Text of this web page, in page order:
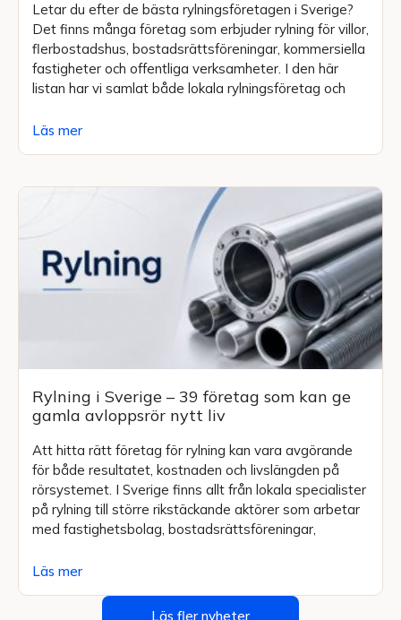
Letar du efter de bästa rylningsföretagen i Sverige?
Det finns många företag som erbjuder rylning för villor,
flerbostadshus, bostadsrättsföreningar, kommersiella
fastigheter och offentliga verksamheter. I den här
listan har vi samlat både lokala rylningsföretag och
Läs mer
Rylning i Sverige – 39 företag som kan ge
gamla avloppsrör nytt liv
Att hitta rätt företag för rylning kan vara avgörande
för både resultatet, kostnaden och livslängden på
rörsystemet. I Sverige finns allt från lokala specialister
på rylning till större rikstäckande aktörer som arbetar
med fastighetsbolag, bostadsrättsföreningar,
Läs mer
Läs fler nyheter